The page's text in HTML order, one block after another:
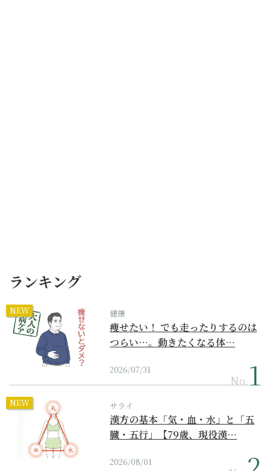
ランキング
NEW 健康
痩せたい！ でも走ったりするのは
つらい…。動きたくなる体…
2026/07/31
No.
NEW サライ
漢方の基本「気・血・水」と「五
臓・五行」【79歳、現役漢…
2026/08/01